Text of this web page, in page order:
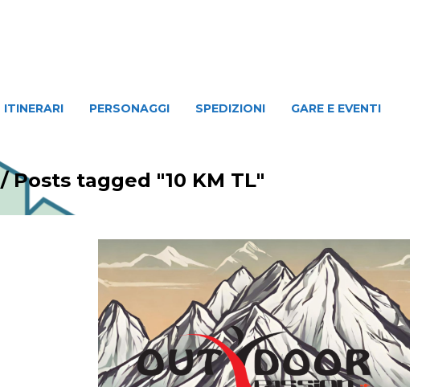
ITINERARI PERSONAGGI SPEDIZIONI GARE E EVENTI
/Posts tagged "10 KM TL"